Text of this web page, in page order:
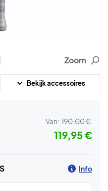
Zoom
Bekijk accessoires
Van: 190,00 €
119,95 €
Info